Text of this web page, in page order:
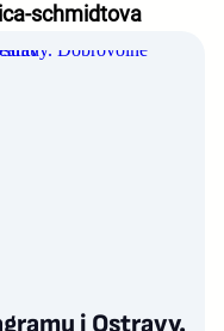
schmidtova
i Ostravy.